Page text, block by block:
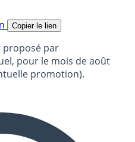
Copier le lien
proposé par
pour le mois de août
promotion).